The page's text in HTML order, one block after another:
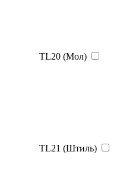
TL20 (Мол)
TL21 (Штиль)